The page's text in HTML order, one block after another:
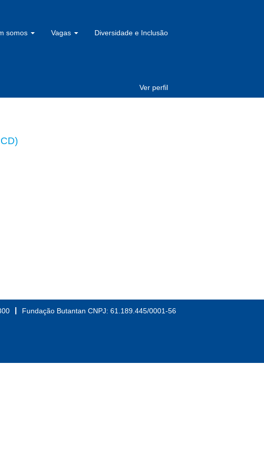
somos Vagas Diversidade e Inclusão
Ver perfil
Fundação Butantan CNPJ: 61.189.445/0001-56